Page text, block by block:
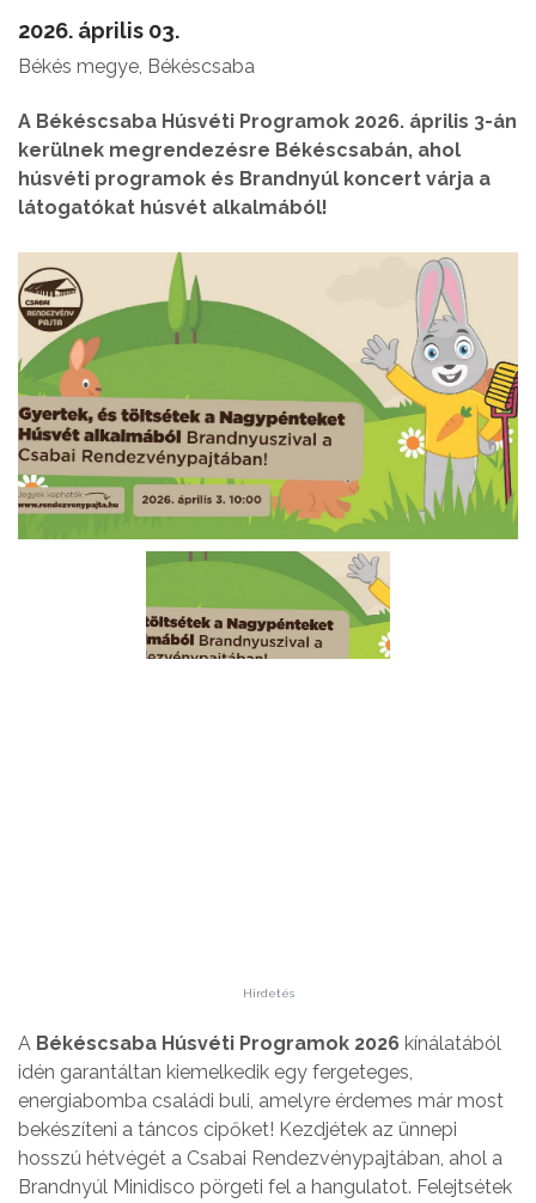
2026. április 03.
Békés megye, Békéscsaba
A Békéscsaba Húsvéti Programok 2026. április 3-án
kerülnek megrendezésre Békéscsabán, ahol
húsvéti programok és Brandnyúl koncert várja a
látogatókat húsvét alkalmából!
Hirdetés
A Békéscsaba Húsvéti Programok 2026 kínálatából
idén garantáltan kiemelkedik egy fergeteges,
energiabomba családi buli, amelyre érdemes már most
bekészíteni a táncos cipőket! Kezdjétek az ünnepi
hosszú hétvégét a Csabai Rendezvénypajtában, ahol a
Brandnyúl Minidisco pörgeti fel a hangulatot. Felejtsétek